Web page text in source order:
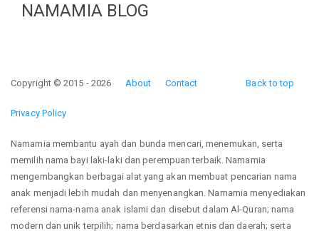
NAMAMIA BLOG
Back to top
Copyright © 2015 - 2026 About Contact
Privacy Policy
Namamia membantu ayah dan bunda mencari, menemukan, serta
memilih nama bayi laki-laki dan perempuan terbaik. Namamia
mengembangkan berbagai alat yang akan membuat pencarian nama
anak menjadi lebih mudah dan menyenangkan. Namamia menyediakan
referensi nama-nama anak islami dan disebut dalam Al-Quran; nama
modern dan unik terpilih; nama berdasarkan etnis dan daerah; serta